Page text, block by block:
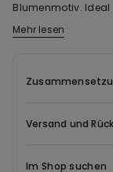
Blumenmotiv. Ideal
Komfort und einer
können die Anzahl
Tragekomfort
Die Spitze dieses
stammt, welche
Mehr lesen
Versand und
Im Shop suchen